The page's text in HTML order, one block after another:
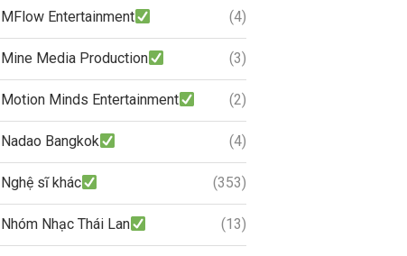
MFlow Entertainment (4)
Mine Media Production (3)
Motion Minds Entertainment (2)
Nadao Bangkok (4)
Nghệ sĩ khác (353)
Nhóm Nhạc Thái Lan (13)